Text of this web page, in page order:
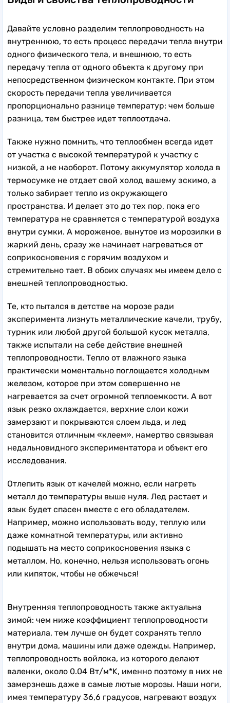
Давайте условно разделим теплопроводность на
внутреннюю, то есть процесс передачи тепла внутри
одного физического тела, и внешнюю, то есть
передачу тепла от одного объекта к другому при
непосредственном физическом контакте. При этом
скорость передачи тепла увеличивается
пропорционально разнице температур: чем больше
разница, тем быстрее идет теплоотдача.
Также нужно помнить, что теплообмен всегда идет
от участка с высокой температурой к участку с
низкой, а не наоборот. Потому аккумулятор холода в
термосумке не отдает свой холод вашему эскимо, а
только забирает тепло из окружающего
пространства. И делает это до тех пор, пока его
температура не сравняется с температурой воздуха
внутри сумки. А мороженое, вынутое из морозилки в
жаркий день, сразу же начинает нагреваться от
соприкосновения с горячим воздухом и
стремительно тает. В обоих случаях мы имеем дело с
внешней теплопроводностью.
Те, кто пытался в детстве на морозе ради
эксперимента лизнуть металлические качели, трубу,
турник или любой другой большой кусок металла,
также испытали на себе действие внешней
теплопроводности. Тепло от влажного языка
практически моментально поглощается холодным
железом, которое при этом совершенно не
нагревается за счет огромной теплоемкости. А вот
язык резко охлаждается, верхние слои кожи
замерзают и покрываются слоем льда, и лед
становится отличным «клеем», намертво связывая
недальновидного экспериментатора и объект его
исследования.
Отлепить язык от качелей можно, если нагреть
металл до температуры выше нуля. Лед растает и
язык будет спасен вместе с его обладателем.
Например, можно использовать воду, теплую или
даже комнатной температуры, или активно
подышать на место соприкосновения языка с
металлом. Но, конечно, нельзя использовать огонь
или кипяток, чтобы не обжечься!
Внутренняя теплопроводность также актуальна
зимой: чем ниже коэффициент теплопроводности
материала, тем лучше он будет сохранять тепло
внутри дома, машины или даже одежды. Например,
теплопроводность войлока, из которого делают
валенки, около 0.04 Вт/м*K, именно поэтому в них не
замерзнешь даже в самые лютые морозы. Наши ноги,
имея температуру 36,6 градусов, нагревают воздух